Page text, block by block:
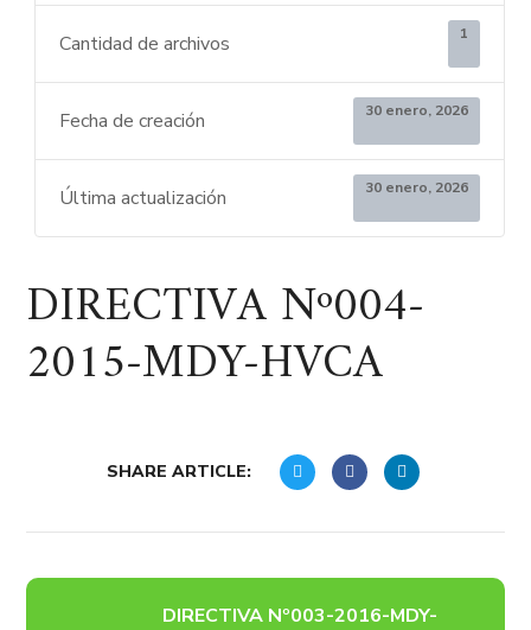
Cantidad de archivos 1
Fecha de creación 30 enero, 2026
Última actualización 30 enero, 2026
DIRECTIVA Nº004-
2015-MDY-HVCA
SHARE ARTICLE:
DIRECTIVA Nº003-2016-MDY-